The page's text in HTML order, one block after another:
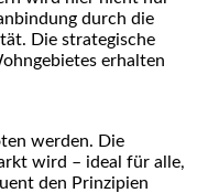
durch die
Die strategische
erhalten
werden. Die
wird – ideal für alle,
den Prinzipien